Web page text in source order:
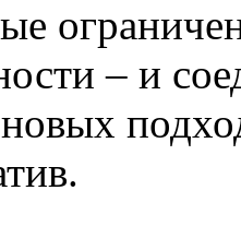
– и